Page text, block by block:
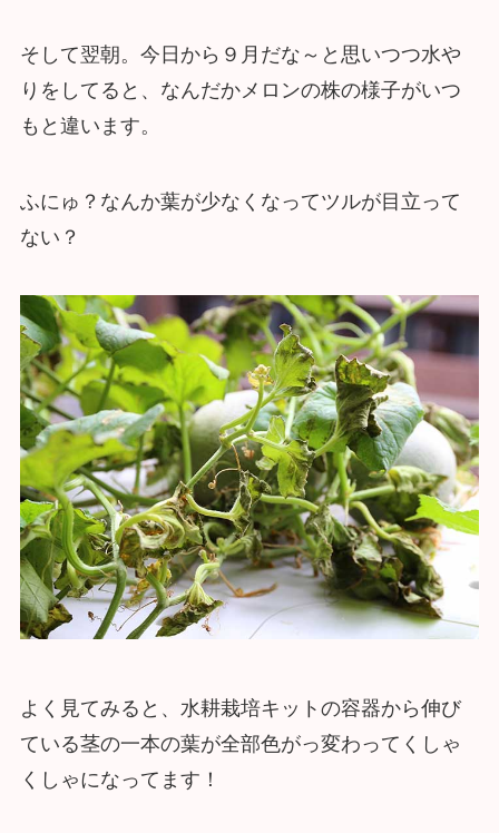
そして翌朝。今日から９月だな～と思いつつ水や
りをしてると、なんだかメロンの株の様子がいつ
もと違います。
ふにゅ？なんか葉が少なくなってツルが目立って
ない？
よく見てみると、水耕栽培キットの容器から伸び
ている茎の一本の葉が全部色がっ変わってくしゃ
くしゃになってます！